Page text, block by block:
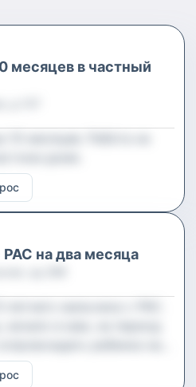
месяцев в частный
РАС на два месяца
по четверг. Если нет
на такси.